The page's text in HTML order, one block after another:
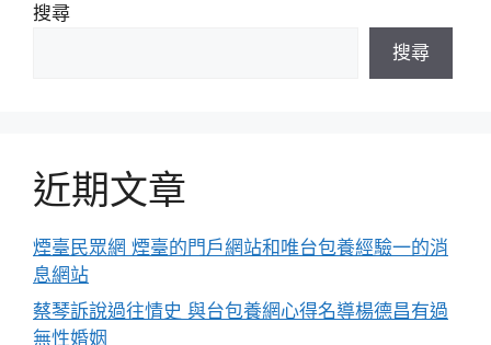
搜尋
搜尋
近期文章
煙臺民眾網 煙臺的門戶網站和唯台包養經驗一的消
息網站
蔡琴訴說過往情史 與台包養網心得名導楊德昌有過
無性婚姻